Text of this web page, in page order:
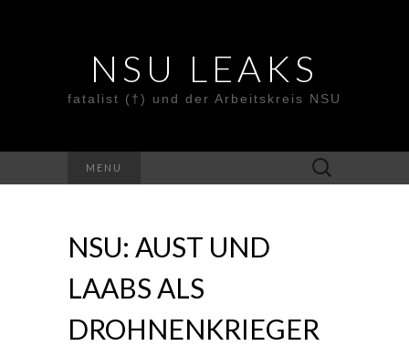
NSU LEAKS
fatalist (†) und der Arbeitskreis NSU
MENU
Suche
nach:
NSU: AUST UND
LAABS ALS
DROHNENKRIEGER